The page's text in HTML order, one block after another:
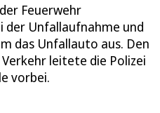
Feuerwehr
Unfallaufnahme und
das Unfallauto aus. Den
leitete die Polizei
vorbei.